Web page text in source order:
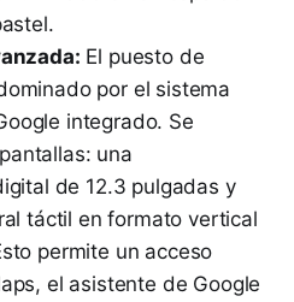
El puesto de
por el sistema
integrado. Se
una
de 12.3 pulgadas y
táctil en formato vertical
permite un acceso
el asistente de Google